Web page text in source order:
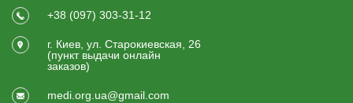
+38 (097) 303-31-12
г. Киев, ул. Старокиевская, 26
(пункт выдачи онлайн
заказов)
medi.org.ua@gmail.com